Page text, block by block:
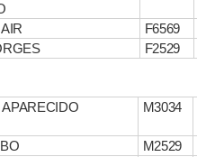
F6569
F2529
M3034
M2529